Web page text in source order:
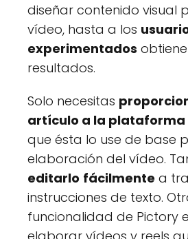
diseñar contenido visual
vídeo, hasta a los
experimentados
resultados.
Solo necesitas
artículo a la plataforma
que ésta lo use de base
elaboración del vídeo.
editarlo fácilmente a
instrucciones de texto.
funcionalidad de Pictory